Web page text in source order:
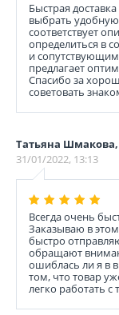
Быстрая
выбрать удобную
соответствует
определиться в
и
предлагает
Спасибо за
советовать
Татьяна
31/01/2022, 13:13
Всегда очень
Заказываю в
быстро
обращают
ошиблась ли я в
том, что товар
легко работать